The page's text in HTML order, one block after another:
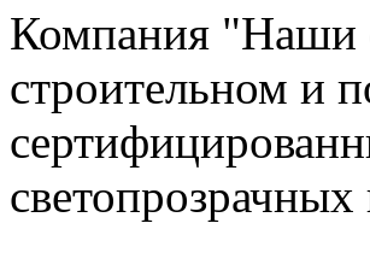
Компания "Наши
строительном и